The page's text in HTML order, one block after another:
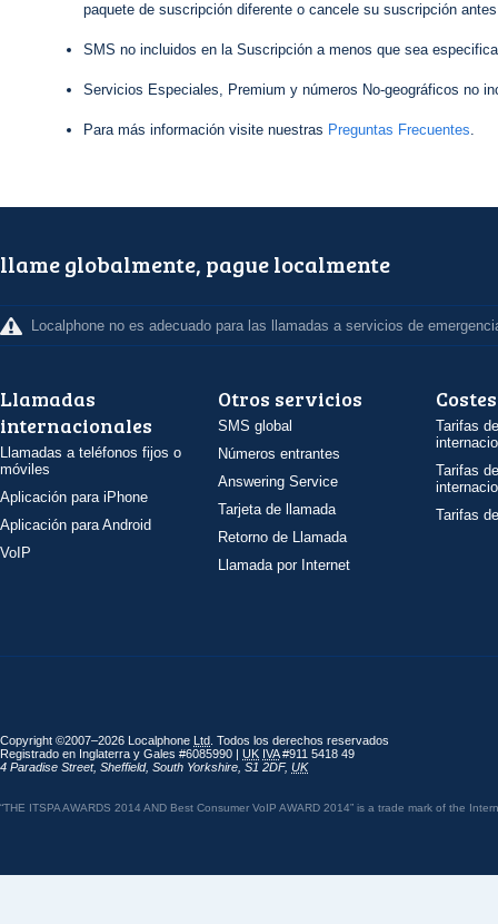
paquete de suscripción diferente o cancele su suscripción
SMS no incluidos en la Suscripción a menos que sea
Servicios Especiales, Premium y números No-geográficos no
Para más información visite nuestras Preguntas Frecuentes.
llame globalmente, pague localmente
Localphone no es adecuado para las llamadas a servicios de
Llamadas
internacionales
Llamadas a teléfonos fijos o
móviles
Aplicación para iPhone
Aplicación para Android
VoIP
Otros servicios
SMS global
Números entrantes
Answering Service
Tarjeta de llamada
Retorno de Llamada
Llamada por Internet
Costes
Tarifas
Tarifas
Tarifas
Copyright ©2007–2026 Localphone Ltd . Todos los derechos reservados
Registrado en Inglaterra y Gales #6085990 | UK IVA#911 5418 49
4 Paradise Street, Sheffield, South Yorkshire S1 2DF, UK
“THE ITSPA AWARDS 2014 AND Best Consumer VoIP AWARD 2014” is a trade mark of the